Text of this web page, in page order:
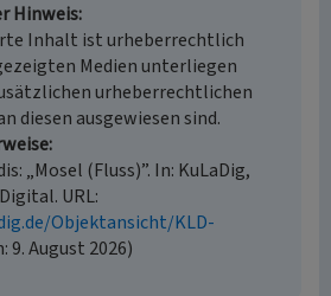
Hinweis
Inhalt ist urheberrechtlich
Medien unterliegen
urheberrechtlichen
diesen ausgewiesen sind.
„Mosel (Fluss)”. In: KuLaDig,
URL:
Objektansicht/KLD-
9. August 2026)